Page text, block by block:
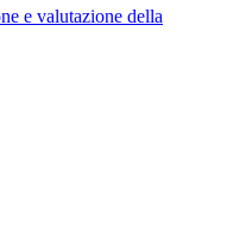
e valutazione della